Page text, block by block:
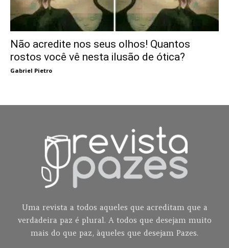
Não acredite nos seus olhos! Quantos
rostos você vê nesta ilusão de ótica?
Gabriel Pietro
Uma revista a todos aqueles que acreditam que a
verdadeira paz é plural. A todos que desejam muito
mais do que paz, àqueles que desejam Pazes.